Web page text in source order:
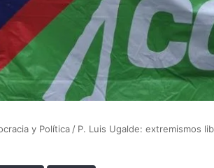
y Política / P. Luis Ugalde: extremismos